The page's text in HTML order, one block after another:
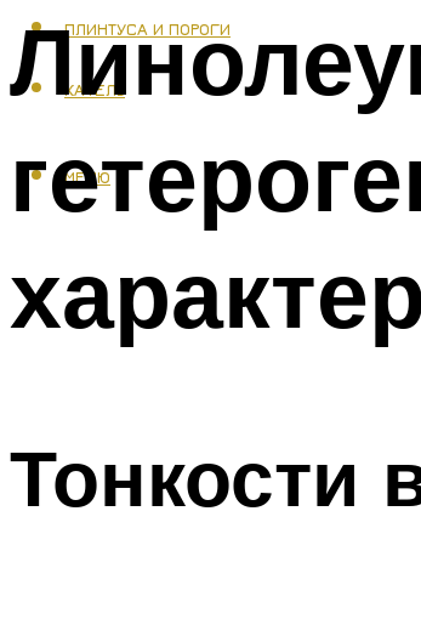
ПЛИНТУСА И ПОРОГИ
КАФЕЛЬ
МЕНЮ
Тонкости